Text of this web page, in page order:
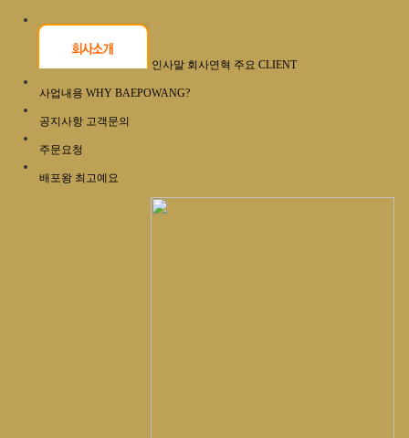
인사말 회사연혁 주요 CLIENT
사업내용 WHY BAEPOWANG?
공지사항 고객문의
주문요청
배포왕 최고예요